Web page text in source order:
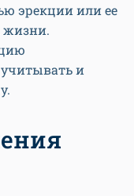
эрекции или ее
жизни.
и